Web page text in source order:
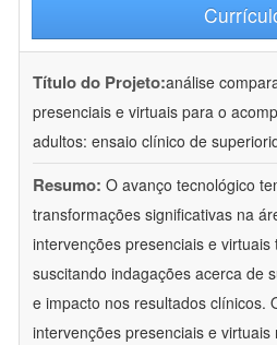
Título do Projeto:análise
presenciais e virtuais para o
adultos: ensaio clínico de
Resumo: O avanço tecnológico
transformações significativas na
intervenções presenciais e virtuais
suscitando indagações acerca de
e impacto nos resultados clínicos.
intervenções presenciais e